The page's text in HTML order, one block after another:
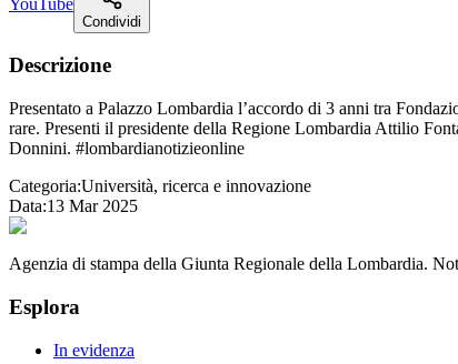
Condividi
Descrizione
Presentato a Palazzo Lombardia l’accordo di 3 anni tra
rare. Presenti il presidente della Regione Lombardia Attilio
Donnini. #lombardianotizieonline
Categoria:Università, ricerca e innovazione
Data:13 Mar 2025
Agenzia di stampa della Giunta Regionale della Lombardia.
Esplora
In evidenza